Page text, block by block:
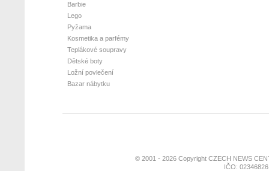
Barbie
Lego
Pyžama
Kosmetika a parfémy
Teplákové soupravy
Dětské boty
Ložní povlečení
Bazar nábytku
© 2001 - 2026 Copyright CZECH NEWS
IČO: